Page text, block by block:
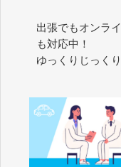
出張でもオンラ
も対応中！
ゆっくりじっく